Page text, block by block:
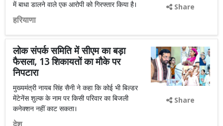
में बाधा डालने वाले एक आरोपी को गिरफ्तार किया है।
हरियाणा
Share
लोक संपर्क समिति में सीएम का बड़ा
फैसला, 13 शिकायतों का मौके पर
निपटारा
मुख्यमंत्री नायब सिंह सैनी ने कहा कि कोई भी बिल्डर
मेंटेनेंस शुल्क के नाम पर किसी परिवार का बिजली
कनेक्शन नहीं काट सकता।
Share